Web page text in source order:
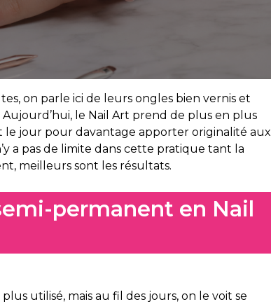
on parle ici de leurs ongles bien vernis et
le Nail Art prend de plus en plus
le jour pour davantage apporter originalité aux
a pas de limite dans cette pratique tant la
meilleurs sont les résultats.
permanent en Nail
utilisé, mais au fil des jours, on le voit se